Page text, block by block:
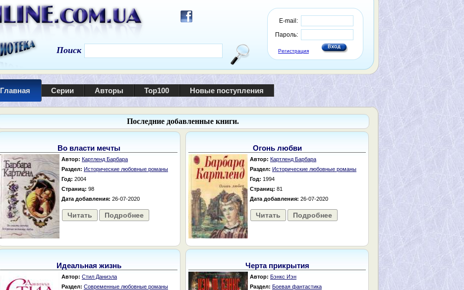
E-mail:
Пароль:
Регистрация
Поиск
Главная Серии Авторы Top100 Новые поступления
Последние добавленные книги.
Во власти мечты
Автор: Картленд Барбара
Раздел: Исторические любовные романы
Год: 2004
Страниц: 98
Дата добавления: 26-07-2020
Читать Подробнее
Огонь любви
Автор: Картленд Барбара
Раздел: Исторические любовные романы
Год: 1994
Страниц: 81
Дата добавления: 26-07-2020
Читать Подробнее
Идеальная жизнь
Автор: Стил Даниэла
Раздел: Современные любовные романы
Черта прикрытия
Автор: Бэнкс Иэн
Раздел: Боевая фантастика